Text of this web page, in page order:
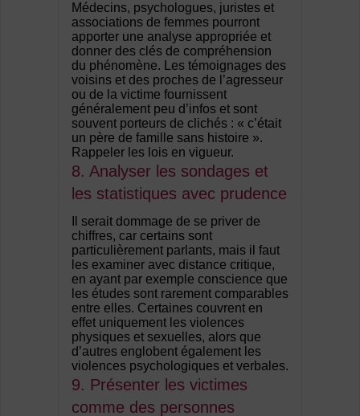
Médecins, psychologues, juristes et
associations de femmes pourront
apporter une analyse appropriée et
donner des clés de compréhension
du phénomène. Les témoignages des
voisins et des proches de l’agresseur
ou de la victime fournissent
généralement peu d’infos et sont
souvent porteurs de clichés : « c’était
un père de famille sans histoire ».
Rappeler les lois en vigueur.
8. Analyser les sondages et
les statistiques avec prudence
Il serait dommage de se priver de
chiffres, car certains sont
particulièrement parlants, mais il faut
les examiner avec distance critique,
en ayant par exemple conscience que
les études sont rarement comparables
entre elles. Certaines couvrent en
effet uniquement les violences
physiques et sexuelles, alors que
d’autres englobent également les
violences psychologiques et verbales.
9. Présenter les victimes
comme des personnes